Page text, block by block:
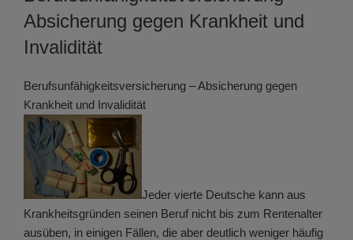
Absicherung gegen Krankheit und
Invalidität
Berufsunfähigkeitsversicherung – Absicherung gegen
Krankheit und Invalidität
Jeder vierte Deutsche kann aus
Krankheitsgründen seinen Beruf nicht bis zum Rentenalter
ausüben, in einigen Fällen, die aber deutlich weniger häufig